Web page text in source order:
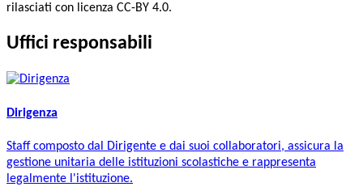
rilasciati con licenza CC-BY 4.0.
Uffici responsabili
Dirigenza
Staff composto dal Dirigente e dai suoi collaboratori, assicura la
gestione unitaria delle istituzioni scolastiche e rappresenta
legalmente l'istituzione.